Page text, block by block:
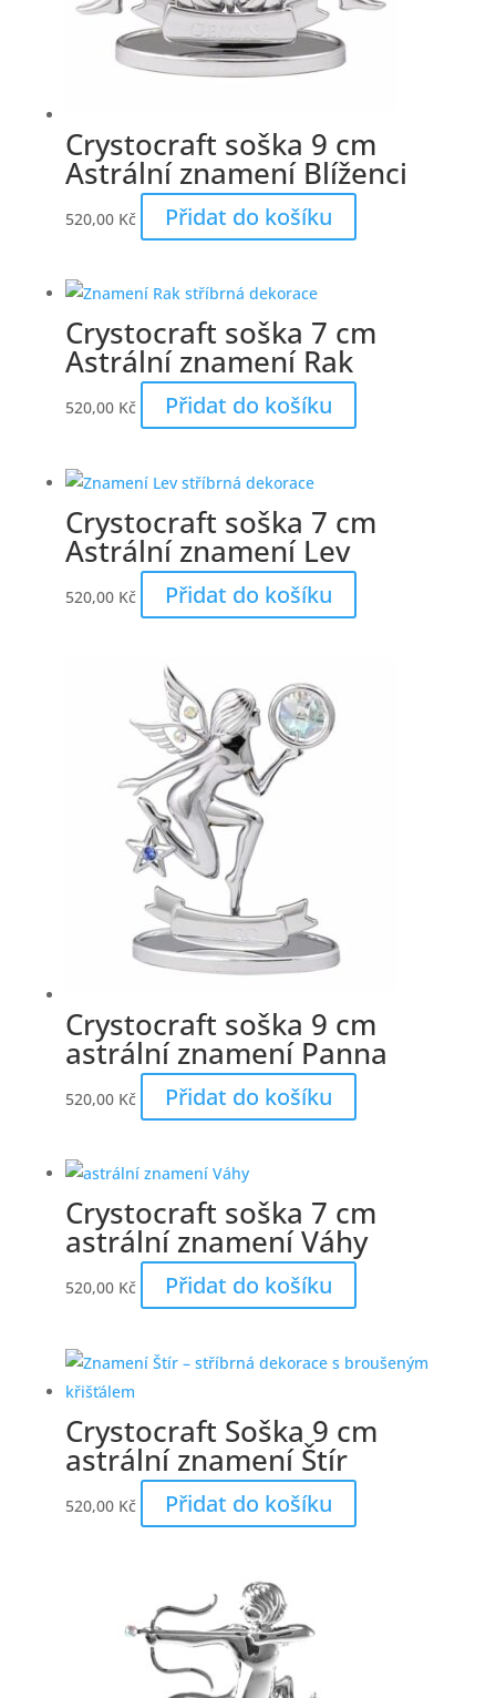
Crystocraft soška 9 cm
Astrální znamení Blíženci
520,00 Kč Přidat do košíku
Crystocraft soška 7 cm
Astrální znamení Rak
520,00 Kč Přidat do košíku
Crystocraft soška 7 cm
Astrální znamení Lev
520,00 Kč Přidat do košíku
Crystocraft soška 9 cm
astrální znamení Panna
520,00 Kč Přidat do košíku
Crystocraft soška 7 cm
astrální znamení Váhy
520,00 Kč Přidat do košíku
Crystocraft Soška 9 cm
astrální znamení Štír
520,00 Kč Přidat do košíku